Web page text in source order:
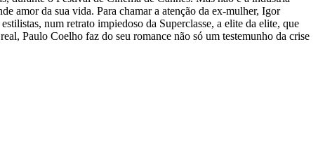
amor da sua vida. Para chamar a atenção da ex-mulher, Igor
num retrato impiedoso da Superclasse, a elite da elite, que
Paulo Coelho faz do seu romance não só um testemunho da crise